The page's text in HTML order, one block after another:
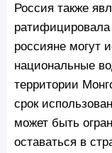
Россия также
россияне могут
национальные
территории
срок
может быть
оставаться в